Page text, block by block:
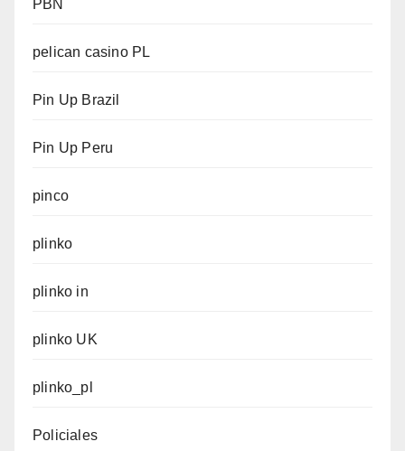
PBN
pelican casino PL
Pin Up Brazil
Pin Up Peru
pinco
plinko
plinko in
plinko UK
plinko_pl
Policiales